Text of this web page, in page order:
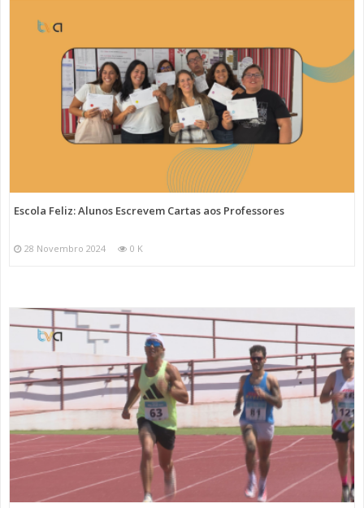
Escola Feliz: Alunos Escrevem Cartas aos Professores
28 Novembro 2024 0 K